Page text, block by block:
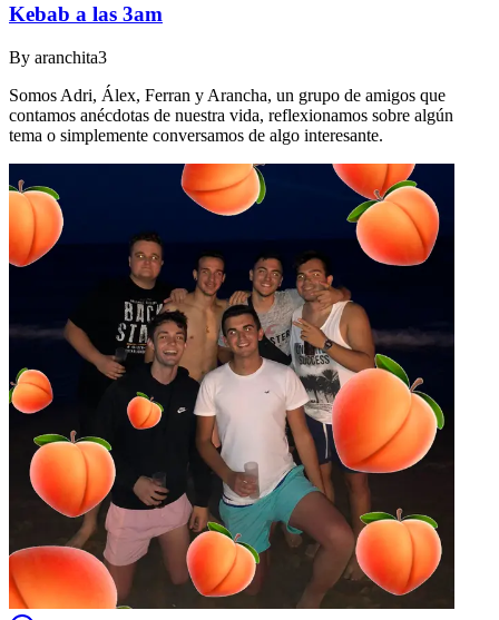
Kebab a las 3am
By aranchita3
Somos Adri, Álex, Ferran y Arancha, un grupo de amigos que
contamos anécdotas de nuestra vida, reflexionamos sobre algún
tema o simplemente conversamos de algo interesante.